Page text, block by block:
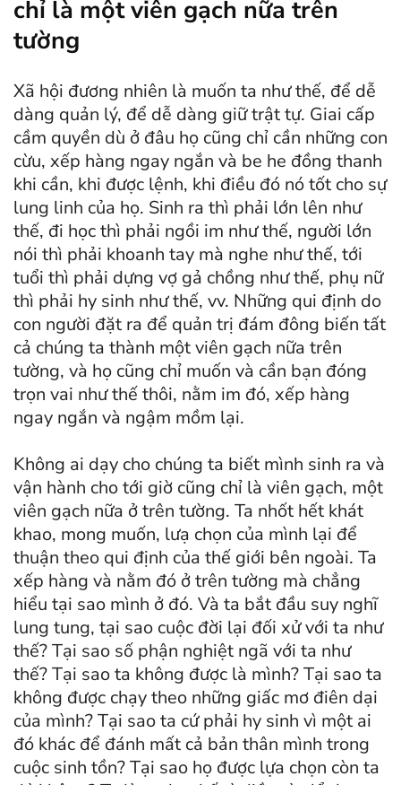
chỉ là một viên gạch nữa trên
tường
Xã hội đương nhiên là muốn ta như thế, để dễ
dàng quản lý, để dễ dàng giữ trật tự. Giai cấp
cầm quyền dù ở đâu họ cũng chỉ cần những con
cừu, xếp hàng ngay ngắn và be he đồng thanh
khi cần, khi được lệnh, khi điều đó nó tốt cho sự
lung linh của họ. Sinh ra thì phải lớn lên như
thế, đi học thì phải ngồi im như thế, người lớn
nói thì phải khoanh tay mà nghe như thế, tới
tuổi thì phải dựng vợ gả chồng như thế, phụ nữ
thì phải hy sinh như thế, vv. Những qui định do
con người đặt ra để quản trị đám đông biến tất
cả chúng ta thành một viên gạch nữa trên
tường, và họ cũng chỉ muốn và cần bạn đóng
trọn vai như thế thôi, nằm im đó, xếp hàng
ngay ngắn và ngậm mồm lại.
Không ai dạy cho chúng ta biết mình sinh ra và
vận hành cho tới giờ cũng chỉ là viên gạch, một
viên gạch nữa ở trên tường. Ta nhốt hết khát
khao, mong muốn, lưạ chọn của mình lại để
thuận theo qui định của thế giới bên ngoài. Ta
xếp hàng và nằm đó ở trên tường mà chẳng
hiểu tại sao mình ở đó. Và ta bắt đầu suy nghĩ
lung tung, tại sao cuộc đời lại đối xử với ta như
thế? Tại sao số phận nghiệt ngã với ta như
thế? Tại sao ta không được là mình? Tại sao ta
không được chạy theo những giấc mơ điên dại
của mình? Tại sao ta cứ phải hy sinh vì một ai
đó khác để đánh mất cả bản thân mình trong
cuộc sinh tồn? Tại sao họ được lựa chọn còn ta